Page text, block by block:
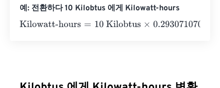
예: 전환하다 10 Kilobtus 에게 Kilowatt-hours
Kilowatt-hours=10 Kilobtus×0.2930710702=2.9307107